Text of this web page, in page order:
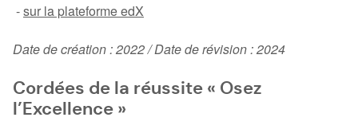
-sur la plateforme edX
Date de création : 2022 / Date de révision : 2024
Cordées de la réussite « Osez
l’Excellence »